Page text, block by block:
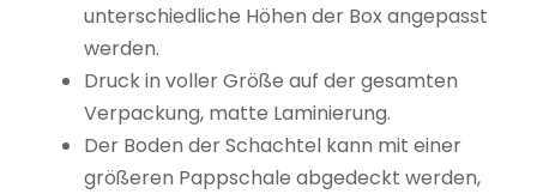
unterschiedliche Höhen der Box angepasst
werden.
Druck in voller Größe auf der gesamten
Verpackung, matte Laminierung.
Der Boden der Schachtel kann mit einer
größeren Pappschale abgedeckt werden,